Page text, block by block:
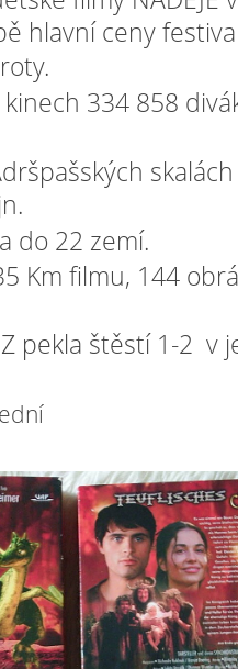
hlavní ceny
334 858
do 22 zemí.
Km filmu, 144
pekla štěstí 1-2 v